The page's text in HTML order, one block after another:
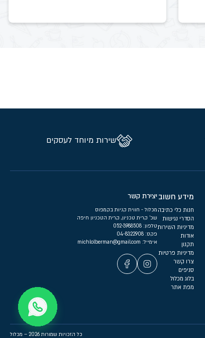
שירות מיוחד לעסקים
מידע חשוב
חנות כלי כתיבה
הסדרי נגישות
מדיניות השירות
אודות
תקנון
מדיניות פרטיות
צרו קשר
סניפים
בלוג מכלול
מפת אתר
יצירת קשר
מכלול - חווית קניות בקמפוס
שכ’ קרית טכניון, קרית הטכניון חיפה
טלפון:
פקס: 04-8322908
אימייל:
כל הזכויות שמורות 2026 – מכלול